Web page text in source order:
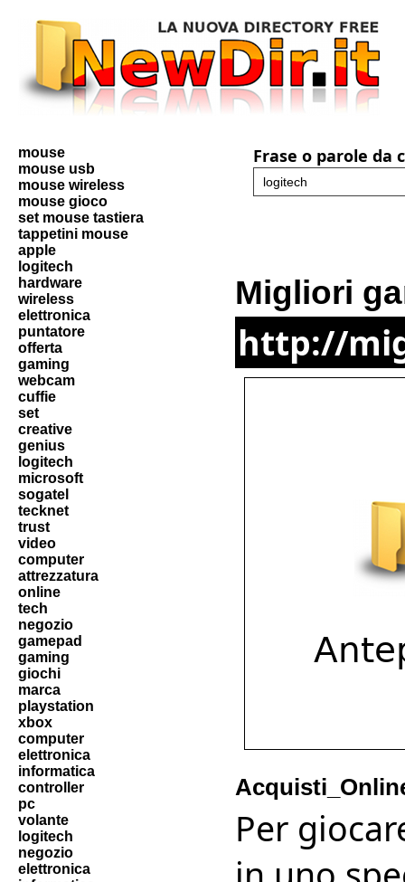
mouse
mouse usb
mouse wireless
mouse gioco
set mouse tastiera
tappetini mouse
apple
logitech
hardware
wireless
elettronica
puntatore
offerta
gaming
webcam
cuffie
set
creative
genius
logitech
microsoft
sogatel
tecknet
trust
video
computer
attrezzatura
online
tech
negozio
gamepad
gaming
giochi
marca
playstation
xbox
computer
elettronica
informatica
controller
pc
volante
logitech
negozio
elettronica
Frase o parole da
Migliori
http://
Per